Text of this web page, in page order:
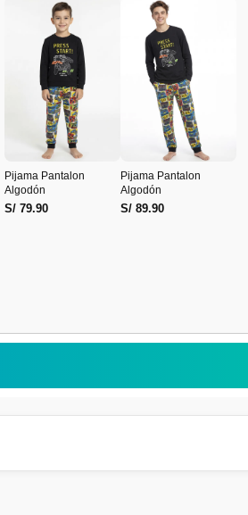
Pijama Pantalon
Algodón
S/ 79.90
Pijama Pantalon
Algodón
S/ 89.90